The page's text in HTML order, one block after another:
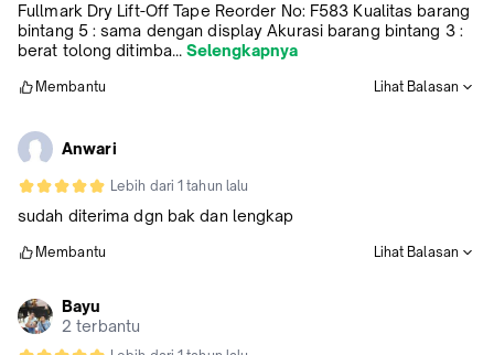
Fullmark Dry Lift-Off Tape Reorder No: F583 Kualitas barang
bintang 5 : sama dengan display Akurasi barang bintang 3 :
berat tolong ditimba...Selengkapnya
Membantu Lihat Balasan
Anwari
Lebih dari 1 tahun lalu
sudah diterima dgn bak dan lengkap
Membantu Lihat Balasan
Bayu
2 terbantu